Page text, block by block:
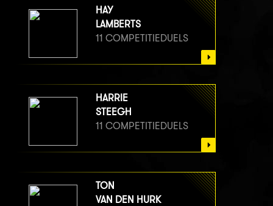
HAY
LAMBERTS
11 COMPETITIEDUELS
HARRIE
STEEGH
11 COMPETITIEDUELS
TON
VAN DEN HURK